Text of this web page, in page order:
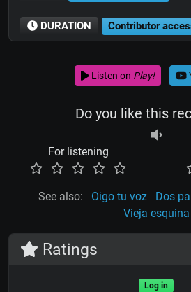
DURATION Contributor
Listen on Play!
Do you like this
For listening
See also: Oigo tu voz
Dos
Vieja esquina
Ratings
Log in